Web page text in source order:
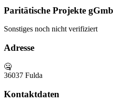
Paritätische Projekte
Sonstiges noch nicht verifiziert
Adresse
🤐
36037 Fulda
Kontaktdaten